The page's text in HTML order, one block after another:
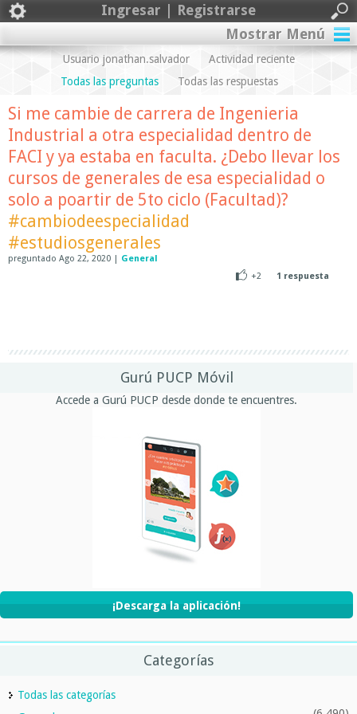
Ingresar | Registrarse
Mostrar Menú
Usuario jonathan.salvador
Actividad reciente
Todas las preguntas
Todas las respuestas
Si me cambie de carrera de Ingenieria
Industrial a otra especialidad dentro de
FACI y ya estaba en faculta. ¿Debo llevar los
cursos de generales de esa especialidad o
solo a poartir de 5to ciclo (Facultad)?
#cambiodeespecialidad
#estudiosgenerales
preguntado Ago 22, 2020 | General
+2
1 respuesta
Gurú PUCP Móvil
Accede a Gurú PUCP desde donde te encuentres.
¡Descarga la aplicación!
Categorías
Todas las categorías